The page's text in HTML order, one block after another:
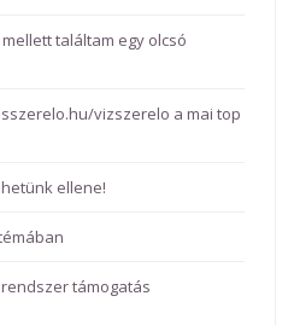
találtam egy olcsó
vizszerelo a mai top
ellene!
támogatás